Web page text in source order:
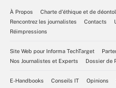
À Propos
Charte d’éthique et de
Rencontrez les journalistes
Contacts
Réimpressions
Site Web pour Informa TechTarget
Nos Journalistes et Experts
Dossier de
E-Handbooks Conseils IT Opinions